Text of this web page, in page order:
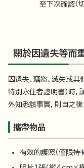
至下次確認（
關於因遺失等而
因遺失、竊盜、滅失或
特別永住者證明書）時
外知悉該事實，則自之後
攜帶物品
有效的護照（僅限持